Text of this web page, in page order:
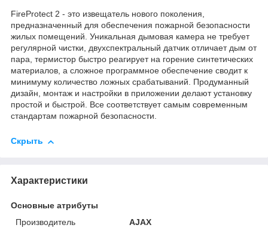
FireProtect 2 - это извещатель нового поколения,
предназначенный для обеспечения пожарной безопасности
жилых помещений. Уникальная дымовая камера не требует
регулярной чистки, двухспектральный датчик отличает дым от
пара, термистор быстро реагирует на горение синтетических
материалов, а сложное программное обеспечение сводит к
минимуму количество ложных срабатываний. Продуманный
дизайн, монтаж и настройки в приложении делают установку
простой и быстрой. Все соответствует самым современным
стандартам пожарной безопасности.
Скрыть
Характеристики
Основные атрибуты
Производитель
AJAX